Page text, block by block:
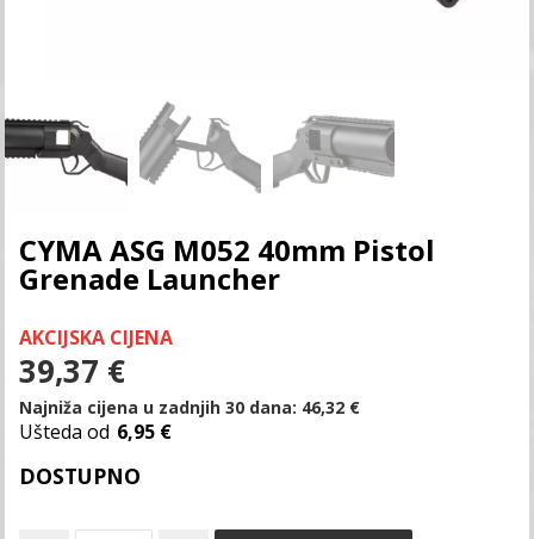
CYMA ASG M052 40mm Pistol
Grenade Launcher
AKCIJSKA CIJENA
39,37 €
Najniža cijena u zadnjih 30 dana: 46,32 €
Ušteda od 6,95 €
DOSTUPNO